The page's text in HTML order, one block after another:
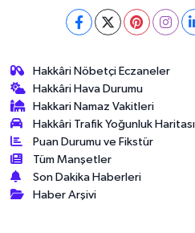
Hakkâri Nöbetçi Eczaneler
Hakkâri Hava Durumu
Hakkari Namaz Vakitleri
Hakkâri Trafik Yoğunluk Haritası
Puan Durumu ve Fikstür
Tüm Manşetler
Son Dakika Haberleri
Haber Arşivi